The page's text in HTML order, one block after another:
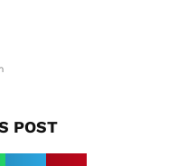
POST​